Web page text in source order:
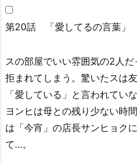
第20話 「愛してるの言葉」
スの部屋でいい雰囲気の2人
拒まれてしまう。驚いたスは
「愛している」と言われてい
ヨンヒは母との残り少ない時
は「今宵」の店長サンヒョク
て…。